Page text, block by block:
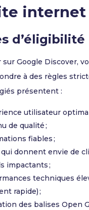
internet
d’éligibilité
Google Discover,
à des règles
présentent :
utilisateur
de qualité ;
fiables ;
donnent envie de
impactants ;
techniques
rapide) ;
des balises Open